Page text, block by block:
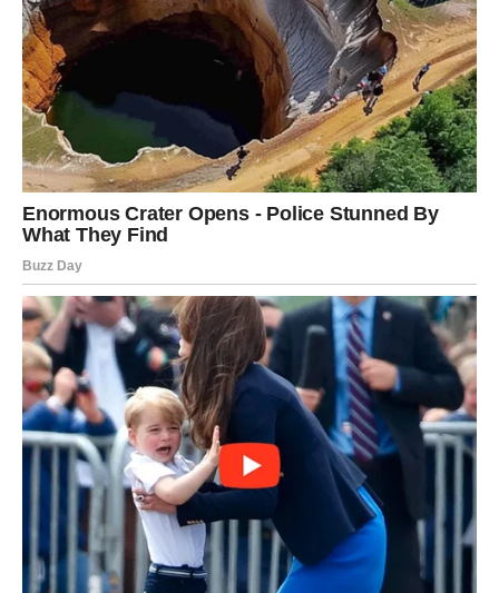
inzulin. Ranije provedena istraživanja pokazala su da tijelo
pokazuje povećanu osjetljivost na inzulin ujutro u odnosu na
večer. Smanjenje ove osjetljivosti može rezultirati inzulinskom
rezistencijom, što pridonosi kardiometaboličkim problemima
poput upale, endotelne disfunkcije (sloj stanica koji oblaže
unutarnje stijenke krvnih žila) i hipertenzije.